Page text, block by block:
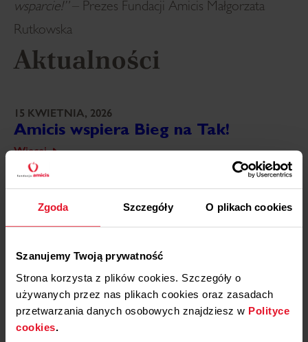
Zgoda Szczegóły O plikach cookies
Szanujemy Twoją prywatność
Strona korzysta z plików cookies. Szczegóły o
używanych przez nas plikach cookies oraz zasadach
przetwarzania danych osobowych znajdziesz w Polityce
cookies.
wsparcie!”– Prezes Fundacji Amicis Małgorzata
Rutkowska
Aktualności
15 KWIETNIA, 2026
Amicis wspiera Bieg na Tak!
Więcej
15 STYCZNIA, 2026
Fundacja Razem Noclegownia
Nasz Dom
Warsztat Terapii Zajęciowej we
Wronkach
Więcej